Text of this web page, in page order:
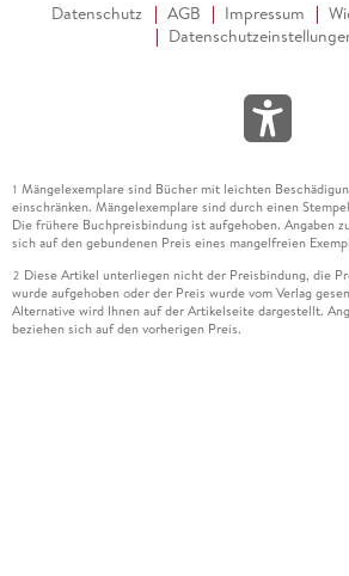
Datenschutz AGB Impressum
1 Mängelexemplare sind Bücher mit leichten
einschränken. Mängelexemplare sind durch einen
Die frühere Buchpreisbindung ist aufgehoben. Angaben
sich auf den gebundenen Preis eines mangelfreien
2 Diese Artikel unterliegen nicht der Preisbindung, die
wurde aufgehoben oder der Preis wurde vom Verlag
Alternative wird Ihnen auf der Artikelseite dargestellt.
beziehen sich auf den vorherigen Preis.